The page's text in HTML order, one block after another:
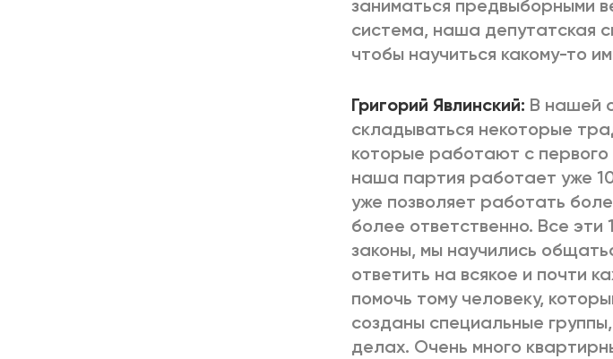
заниматься предвыборными
система, наша депутатская
чтобы научиться какому-то
Григорий Явлинский: В нашей
складываться некоторые
которые работают с
наша партия работает уже
уже позволяет работать
более ответственно. Все эти
законы, мы научились
ответить на всякое и почти
помочь тому человеку,
созданы специальные
делах. Очень много